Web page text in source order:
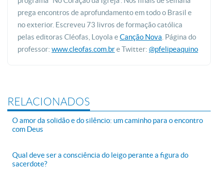
prega encontros de aprofundamento em todo o Brasil e
no exterior. Escreveu 73 livros de formação católica
pelas editoras Cléofas, Loyola eCanção Nova . Página do
professor: www.cleofas.com.bre Twitter: @pfelipeaquino
RELACIONADOS
O amor da solidão e do silêncio: um caminho para o encontro
com Deus
Qual deve ser a consciência do leigo perante a figura do
sacerdote?